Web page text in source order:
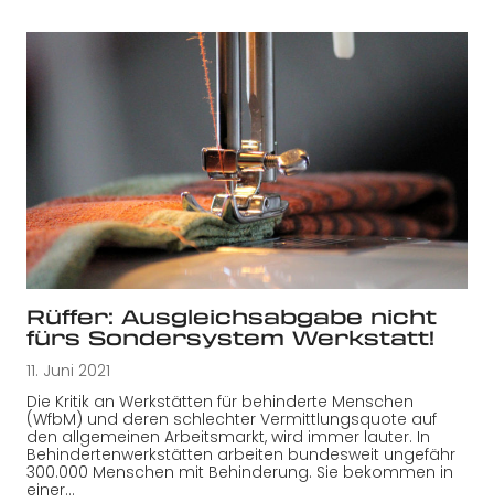
Rüffer: Ausgleichsabgabe nicht
fürs Sondersystem Werkstatt!
11. Juni 2021
Die Kritik an Werkstätten für behinderte Menschen
(WfbM) und deren schlechter Vermittlungsquote auf
den allgemeinen Arbeitsmarkt, wird immer lauter. In
Behindertenwerkstätten arbeiten bundesweit ungefähr
300.000 Menschen mit Behinderung. Sie bekommen in
einer…